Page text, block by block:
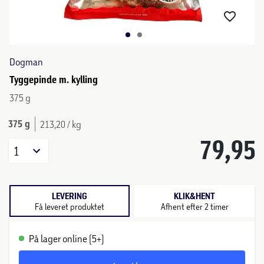
Dogman
Tyggepinde m. kylling
375 g
375 g 213,20 / kg
79,95
1
LEVERING
Få leveret produktet
KLIK&HENT
Afhent efter 2 timer
På lager online (5+)